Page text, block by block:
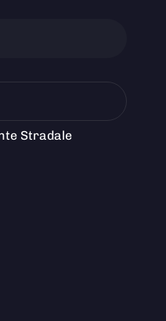
Stradale